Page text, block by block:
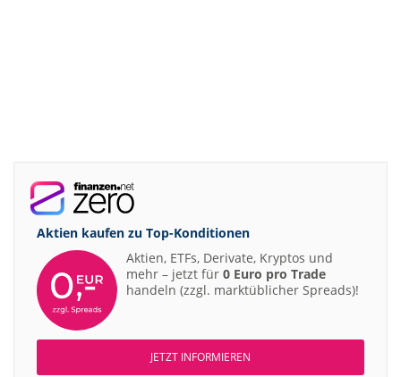
Aktien kaufen zu Top-Konditionen
Aktien, ETFs, Derivate, Kryptos und
mehr – jetzt für 0 Euro pro Trade
handeln (zzgl. marktüblicher Spreads)!
JETZT INFORMIEREN